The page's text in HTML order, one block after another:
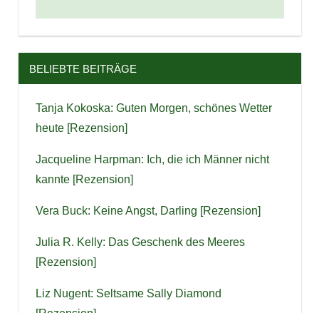
BELIEBTE BEITRÄGE
Tanja Kokoska: Guten Morgen, schönes Wetter
heute [Rezension]
Jacqueline Harpman: Ich, die ich Männer nicht
kannte [Rezension]
Vera Buck: Keine Angst, Darling [Rezension]
Julia R. Kelly: Das Geschenk des Meeres
[Rezension]
Liz Nugent: Seltsame Sally Diamond